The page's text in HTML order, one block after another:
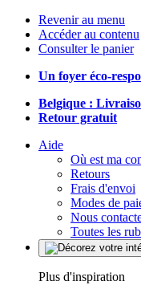
Revenir au menu
Accéder au contenu
Consulter le panier
Un foyer éco-
Belgique :
Retour gratuit
Aide
Où est ma
Retours
Frais d'envoi
Modes de
Nous
Toutes les
Plus d'inspiration